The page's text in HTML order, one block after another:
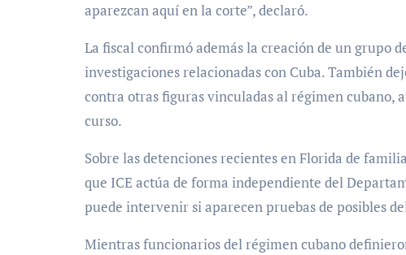
aparezcan aquí en la corte”, declaró.
La fiscal confirmó además la creación de un grupo
investigaciones relacionadas con Cuba. También
contra otras figuras vinculadas al régimen cubano,
curso.
Sobre las detenciones recientes en Florida de
que ICE actúa de forma independiente del
puede intervenir si aparecen pruebas de posibles
Mientras funcionarios del régimen cubano